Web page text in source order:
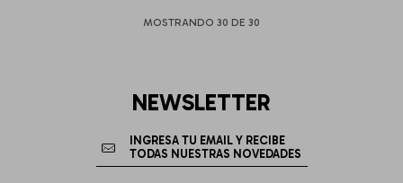
MOSTRANDO 30 DE 30
NEWSLETTER